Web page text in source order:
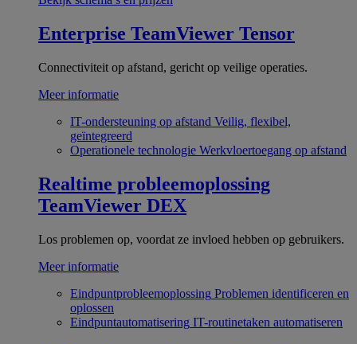
Enterprise TeamViewer Tensor
Connectiviteit op afstand, gericht op veilige operaties.
Meer informatie
IT-ondersteuning op afstand Veilig, flexibel,
geïntegreerd
Operationele technologie Werkvloertoegang op afstand
Realtime probleemoplossing
TeamViewer DEX
Los problemen op, voordat ze invloed hebben op gebruikers.
Meer informatie
Eindpuntprobleemoplossing Problemen identificeren en
oplossen
Eindpuntautomatisering IT-routinetaken automatiseren